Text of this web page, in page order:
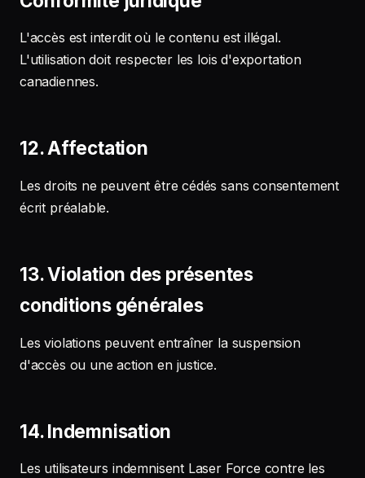
L'accès est interdit où le contenu est illégal.
L'utilisation doit respecter les lois d'exportation
canadiennes.
12. Affectation
Les droits ne peuvent être cédés sans consentement
écrit préalable.
13. Violation des présentes
conditions générales
Les violations peuvent entraîner la suspension
d'accès ou une action en justice.
14. Indemnisation
Les utilisateurs indemnisent Laser Force contre les